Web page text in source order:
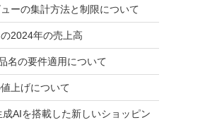
ーの集計方法と制限について
2024年の売上高
名の要件適用について
上げについて
AIを搭載した新しいショッピン